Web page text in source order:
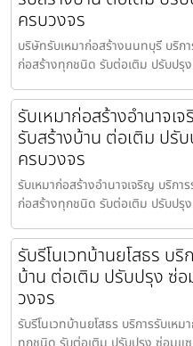
ครบวงจร
บริษัทรับเหมาก่อสร้างนนทบุรี บริก
ก่อสร้างทุกชนิด รับต่อเติม ปรับปรุ
รับเหมาก่อสร้างอำนาจเ
รับสร้างบ้าน ต่อเติม ปรั
ครบวงจร
รับเหมาก่อสร้างอำนาจเจริญ บริกา
ก่อสร้างทุกชนิด รับต่อเติม ปรับปรุ
รับรีโนเวทบ้านยโสธร บ
บ้าน ต่อเติม ปรับปรุง ซ่
วงจร
รับรีโนเวทบ้านยโสธร บริการรับเห